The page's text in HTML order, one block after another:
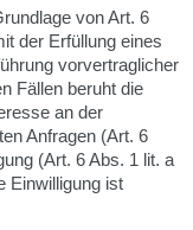
von Art. 6
der Erfüllung eines
vorvertraglicher
Fällen beruht die
an der
Anfragen (Art. 6
(Art. 6 Abs. 1 lit. a
Einwilligung ist